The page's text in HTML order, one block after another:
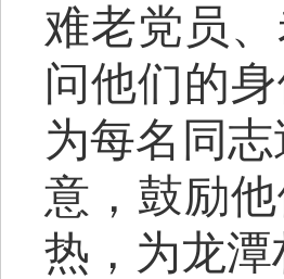
难老党员、
问他们的
为每名同志
意，鼓励
热，为龙